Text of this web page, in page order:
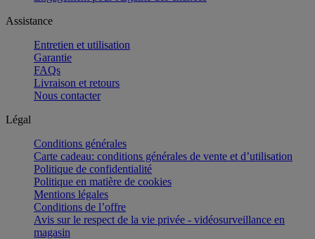
Assistance
Entretien et utilisation
Garantie
FAQs
Livraison et retours
Nous contacter
Légal
Conditions générales
Carte cadeau: conditions générales de vente et d’utilisation
Politique de confidentialité
Politique en matière de cookies
Mentions légales
Conditions de l’offre
Avis sur le respect de la vie privée - vidéosurveillance en
magasin